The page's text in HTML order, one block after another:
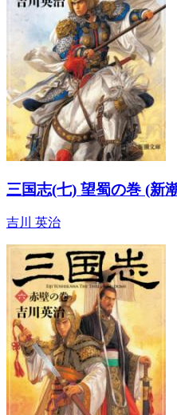
三国志(七) 望蜀の巻 (新
吉川 英治